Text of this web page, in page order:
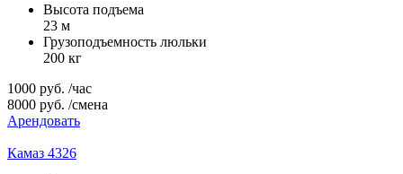
Высота подъема
23 м
Грузоподъемность люльки
200 кг
1000 руб. /час
8000 руб. /смена
Арендовать
Камаз 4326